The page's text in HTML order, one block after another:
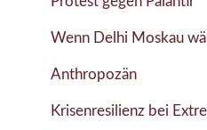
Wenn Delhi Moskau
Anthropozän
Krisenresilienz bei